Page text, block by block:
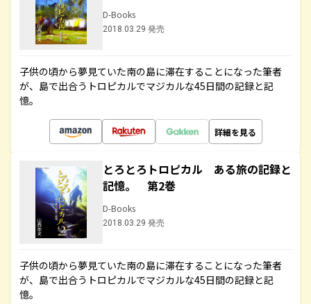
D-Books
2018.03.29 発売
子供の頃から夢見ていた南の島に滞在することになった筆者
が、島で出合うトロピカルでマジカルな45日間の記録と記
憶。
詳細を見る
とろとろトロピカル ある旅の記録と
記憶。 第2巻
D-Books
2018.03.29 発売
子供の頃から夢見ていた南の島に滞在することになった筆者
が、島で出合うトロピカルでマジカルな45日間の記録と記
憶。